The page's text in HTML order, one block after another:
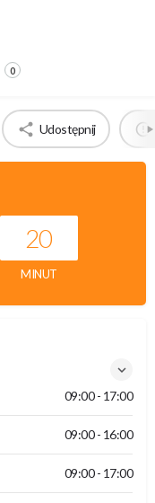
0
Udostępnij
20
MINUT
09:00 - 17:00
09:00 - 16:00
09:00 - 17:00